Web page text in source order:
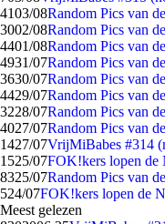
4103/08Random Pics van
3002/08Random Pics van
4401/08Random Pics van
4931/07Random Pics van
3630/07Random Pics van
4429/07Random Pics van
3228/07Random Pics van
4027/07Random Pics van
1427/07VrijMiBabes #314
1525/07FOK!kers lopen de
8325/07Random Pics van
524/07FOK!kers lopen de
Meest gelezen